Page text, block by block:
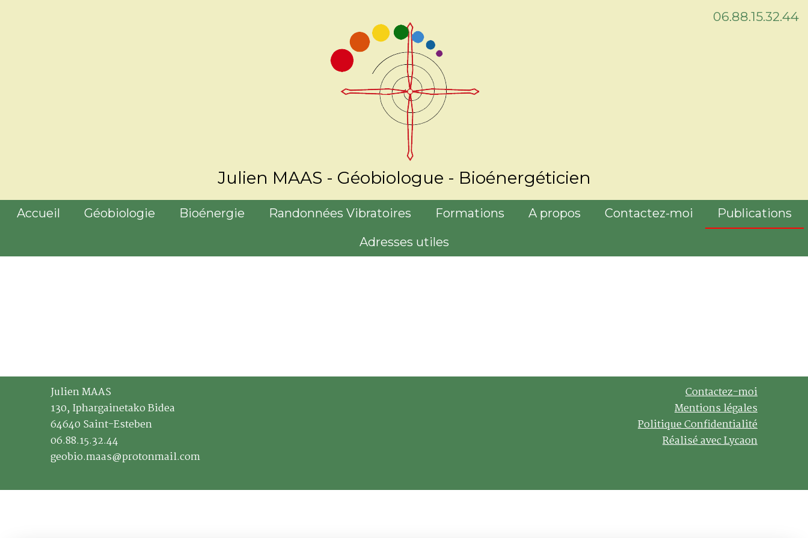
06.88.15.32.44
Julien MAAS - Géobiologue - Bioénergéticien
Accueil Géobiologie Bioénergie Randonnées Vibratoires Formations A propos Contactez-moi
Publications
Adresses utiles
Julien MAAS
130, Iphargainetako Bidea
64640 Saint-Esteben
06.88.15.32.44
geobio.maas@protonmail.com
Contactez-moi
Mentions légales
Politique Confidentialité
Réalisé avec Lycaon